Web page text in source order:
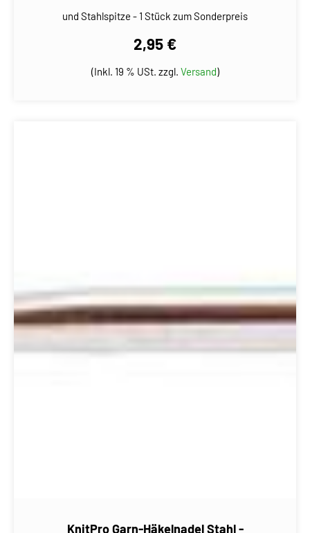
und Stahlspitze - 1 Stück zum Sonderpreis
2,95 €
(Inkl. 19 % USt. zzgl. Versand)
KnitPro Garn-Häkelnadel Stahl -